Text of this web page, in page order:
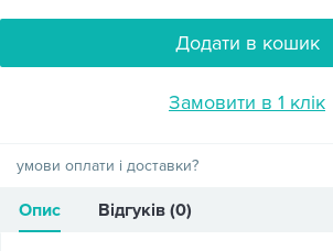
Додати в кошик
Замовити в 1 клік
умови оплати і доставки?
Опис Відгуків (0)